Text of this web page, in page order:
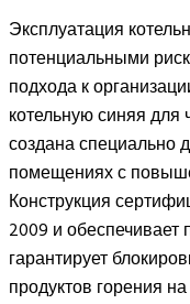
Эксплуатация
потенциальными
подхода к
котельную синяя
создана специально
помещениях с
Конструкция
2009 и обеспечивает
гарантирует
продуктов горения